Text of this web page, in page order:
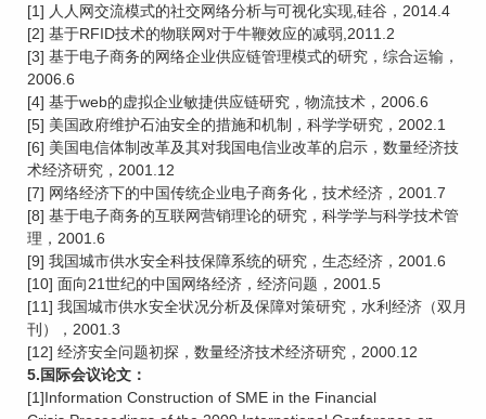
[1] 人人网交流模式的社交网络分析与可视化实现,硅谷，2014.4
[2] 基于RFID技术的物联网对于牛鞭效应的减弱,2011.2
[3] 基于电子商务的网络企业供应链管理模式的研究，综合运输，
2006.6
[4] 基于web的虚拟企业敏捷供应链研究，物流技术，2006.6
[5] 美国政府维护石油安全的措施和机制，科学学研究，2002.1
[6] 美国电信体制改革及其对我国电信业改革的启示，数量经济技
术经济研究，2001.12
[7] 网络经济下的中国传统企业电子商务化，技术经济，2001.7
[8] 基于电子商务的互联网营销理论的研究，科学学与科学技术管
理，2001.6
[9] 我国城市供水安全科技保障系统的研究，生态经济，2001.6
[10] 面向21世纪的中国网络经济，经济问题，2001.5
[11] 我国城市供水安全状况分析及保障对策研究，水利经济（双月
刊），2001.3
[12] 经济安全问题初探，数量经济技术经济研究，2000.12
5.国际会议论文：
[1]Information Construction of SME in the Financial